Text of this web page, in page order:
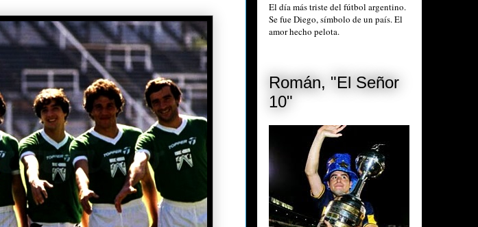
El día más triste del fútbol argentino.
Se fue Diego, símbolo de un país. El
amor hecho pelota.
Román, "El Señor
10"